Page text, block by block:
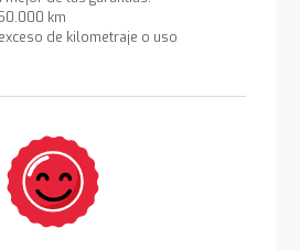
km
de kilometraje o uso